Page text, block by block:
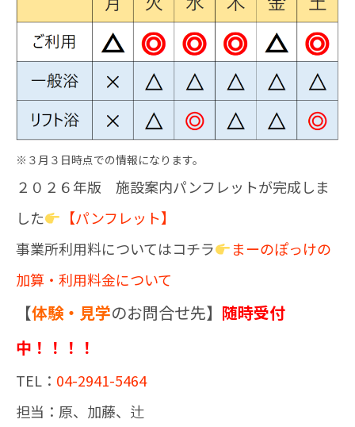
※３月３日時点での情報になります。
２０２６年版 施設案内パンフレットが完成しま
した
【パンフレット】
事業所利用料についてはコチラ
まーのぽっけの
加算・利用料金について
【体験・見学のお問合せ先】 随時受付
中！！！！
TEL： 04-2941-5464
担当：原、加藤、辻